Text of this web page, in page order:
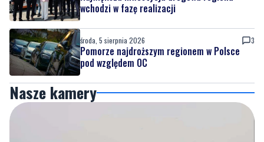
wchodzi w fazę realizacji
środa, 5 sierpnia 2026 3
Pomorze najdroższym regionem w Polsce
pod względem OC
Nasze kamery